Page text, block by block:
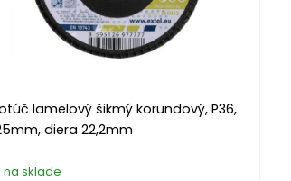
lamelový šikmý korundový, P36,
diera 22,2mm
na sklade